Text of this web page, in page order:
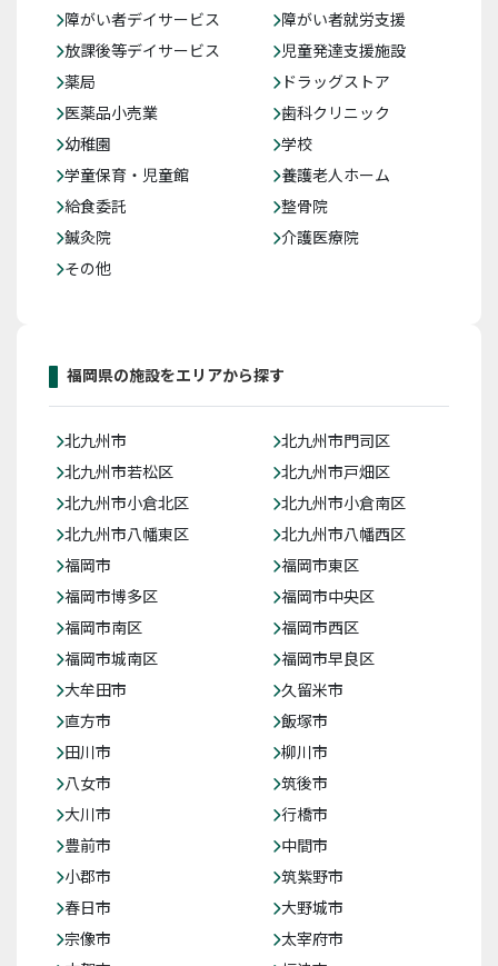
障がい者デイサービス
障がい者就労支援
放課後等デイサービス
児童発達支援施設
薬局
ドラッグストア
医薬品小売業
歯科クリニック
幼稚園
学校
学童保育・児童館
養護老人ホーム
給食委託
整骨院
鍼灸院
介護医療院
その他
福岡県の施設をエリアから探す
北九州市
北九州市門司区
北九州市若松区
北九州市戸畑区
北九州市小倉北区
北九州市小倉南区
北九州市八幡東区
北九州市八幡西区
福岡市
福岡市東区
福岡市博多区
福岡市中央区
福岡市南区
福岡市西区
福岡市城南区
福岡市早良区
大牟田市
久留米市
直方市
飯塚市
田川市
柳川市
八女市
筑後市
大川市
行橋市
豊前市
中間市
小郡市
筑紫野市
春日市
大野城市
宗像市
太宰府市